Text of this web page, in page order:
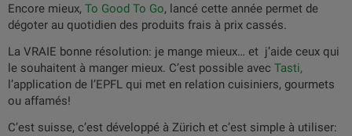
Encore mieux, To Good To Go, lancé cette année permet de
dégoter au quotidien des produits frais à prix cassés.
La VRAIE bonne résolution: je mange mieux… et j’aide ceux qui
le souhaitent à manger mieux. C’est possible avec Tasti,
l’application de l’EPFL qui met en relation cuisiniers, gourmets
ou affamés!
C’est suisse, c’est développé à Zürich et c’est simple à utiliser: